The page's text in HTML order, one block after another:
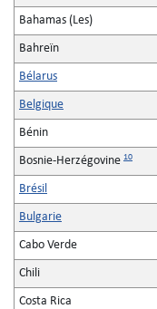
Bahamas (Les)
Bahreïn
Bélarus
Belgique
Bénin
Bosnie-Herzégovine 10
Brésil
Bulgarie
Cabo Verde
Chili
Costa Rica